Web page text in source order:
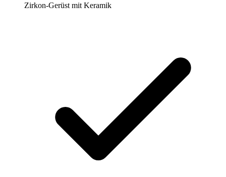
Zirkon-Gerüst mit Keramik